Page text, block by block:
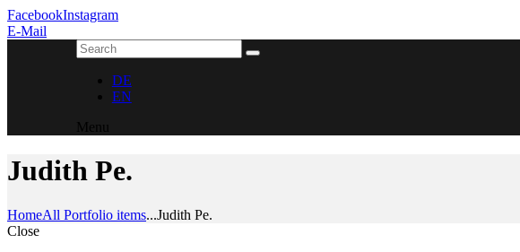
FacebookInstagram
E-Mail
DE
EN
Menu
Judith Pe.
HomeAll Portfolio items...Judith Pe.
Close